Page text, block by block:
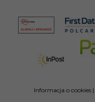
Informacja o cookies |